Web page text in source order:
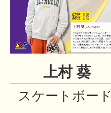
上村 葵
スケートボード